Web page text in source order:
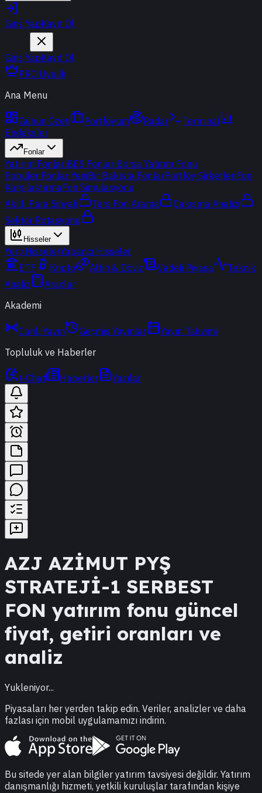
Giriş YapKayıt Ol
Giriş YapKayıt Ol
PRO Üyelik
Ana Menu
Günün Özeti Portföyüm Radar
Terminal
Endeksler
Fonlar
Yatırım FonlarıBES FonlarıBorsa Yatırım Fonu
Popüler Fonlar YeniBir Bakışta FonlarPortföy ŞirketleriFon
KarşılaştırmaFon Simülasyonu
Akıllı Para Sinyali
Ters Fon Arama
Çakışma Analizi
Sektör Rotasyonu
Hisseler
Yerli HisselerYabancı Hisseler
ETF
Kripto Altın & Döviz Vadeli Piyasa
Teknik
Analiz
Araçlar
Akademi
Canlı Yayın Geçmiş Yayınlar
Yayın Takvimi
Topluluk ve Haberler
t-Chat Haberler Yazılar
AZJ AZİMUT PYŞ
STRATEJİ-1 SERBEST
FON yatırım fonu güncel
fiyat, getiri oranları ve
analiz
Yukleniyor...
Piyasaları her yerden takip edin. Veriler, analizler ve daha
fazlası için mobil uygulamamızı indirin.
Bu sitede yer alan bilgiler yatırım tavsiyesi değildir. Yatırım
danışmanlığı hizmeti, yetkili kuruluşlar tarafından kişiye